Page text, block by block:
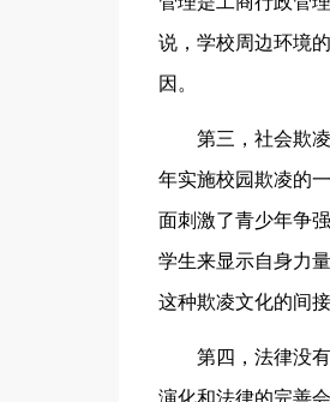
说，学校周边环境
因。
第三，社会欺凌
年实施校园欺凌的
面刺激了青少年争
学生来显示自身力
这种欺凌文化的间接
第四，法律没有
演化和法律的完善